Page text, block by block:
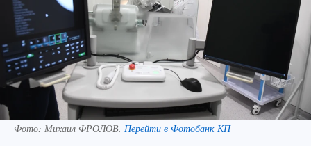
Фото: Михаил ФРОЛОВ. Перейти в Фотобанк КП